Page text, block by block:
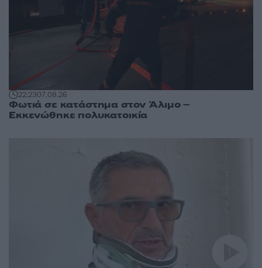
22:2307.08.26
Φωτιά σε κατάστημα στον Άλιμο –
Εκκενώθηκε πολυκατοικία